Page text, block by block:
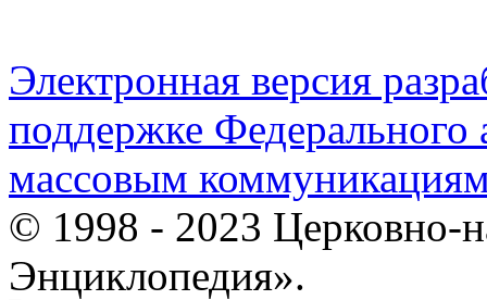
Электронная версия
поддержке Федерального
массовым
© 1998 - 2023 Церковно-
Энциклопедия».